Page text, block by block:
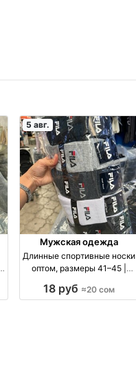
5 авг.
Мужская одежда
Длинные спортивные носки
оптом, размеры 41–45 |
производство Россия
18 руб ≈20 сом